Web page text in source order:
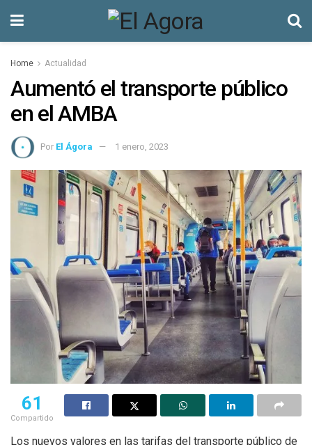
Home Actualidad
Aumentó el transporte público
en el AMBA
Por El Ágora 1 enero, 2023
61
Compartido
Los nuevos valores en las tarifas del transporte público de